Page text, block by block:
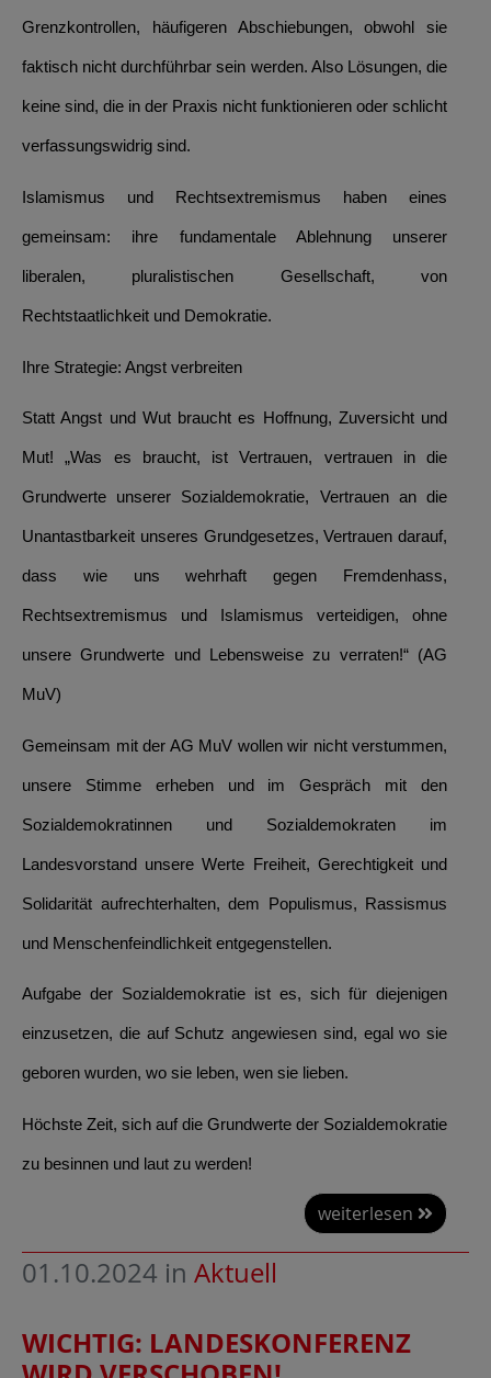
Grenzkontrollen, häufigeren Abschiebungen, obwohl sie
faktisch nicht durchführbar sein werden. Also Lösungen, die
keine sind, die in der Praxis nicht funktionieren oder schlicht
verfassungswidrig sind.
Islamismus und Rechtsextremismus haben eines
gemeinsam: ihre fundamentale Ablehnung unserer
liberalen, pluralistischen Gesellschaft, von
Rechtstaatlichkeit und Demokratie.
Ihre Strategie: Angst verbreiten
Statt Angst und Wut braucht es Hoffnung, Zuversicht und
Mut! „Was es braucht, ist Vertrauen, vertrauen in die
Grundwerte unserer Sozialdemokratie, Vertrauen an die
Unantastbarkeit unseres Grundgesetzes, Vertrauen darauf,
dass wie uns wehrhaft gegen Fremdenhass,
Rechtsextremismus und Islamismus verteidigen, ohne
unsere Grundwerte und Lebensweise zu verraten!“ (AG
MuV)
Gemeinsam mit der AG MuV wollen wir nicht verstummen,
unsere Stimme erheben und im Gespräch mit den
Sozialdemokratinnen und Sozialdemokraten im
Landesvorstand unsere Werte Freiheit, Gerechtigkeit und
Solidarität aufrechterhalten, dem Populismus, Rassismus
und Menschenfeindlichkeit entgegenstellen.
Aufgabe der Sozialdemokratie ist es, sich für diejenigen
einzusetzen, die auf Schutz angewiesen sind, egal wo sie
geboren wurden, wo sie leben, wen sie lieben.
Höchste Zeit, sich auf die Grundwerte der Sozialdemokratie
zu besinnen und laut zu werden!
weiterlesen
01.10.2024 in Aktuell
WICHTIG: LANDESKONFERENZ